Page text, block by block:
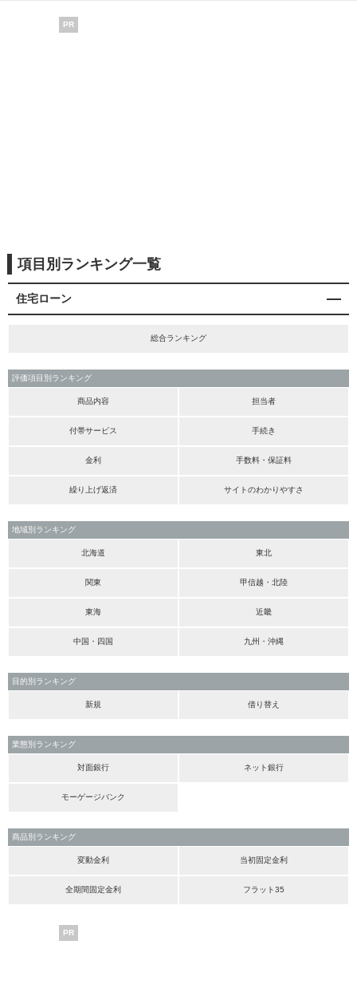
PR
項目別ランキング一覧
住宅ローン
総合ランキング
評価項目別ランキング
商品内容 担当者
付帯サービス 手続き
金利 手数料・保証料
繰り上げ返済 サイトのわかりやすさ
地域別ランキング
北海道 東北
関東 甲信越・北陸
東海 近畿
中国・四国 九州・沖縄
目的別ランキング
新規 借り替え
業態別ランキング
対面銀行 ネット銀行
モーゲージバンク
商品別ランキング
変動金利 当初固定金利
全期間固定金利 フラット35
PR